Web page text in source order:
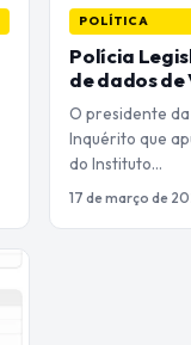
POLÍTICA
Polícia
de dados de
O presidente
Inquérito que
do Instituto…
17 de março de